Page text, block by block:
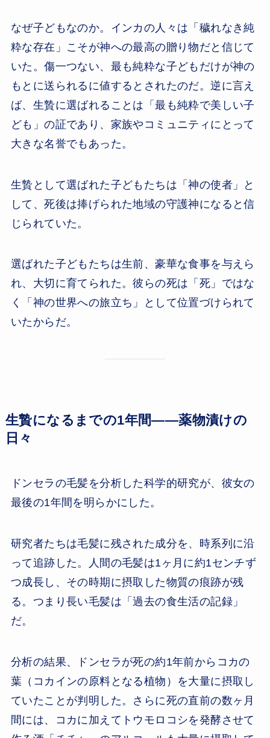
なぜ子どもなのか。インカの人々は「穢れなき純
粋な存在」こそが神への最高の贈り物だと信じて
いた。傷一つない、最も純粋な子どもだけが神の
もとに送られるに値するとされたのだ。逆に言え
ば、生贄に選ばれることは「最も純粋で美しい子
ども」の証であり、家族やコミュニティにとって
大きな名誉でもあった。
生贄として選ばれた子どもたちは「神の使者」と
して、死後は捧げられた地域の守護神になると信
じられていた。
選ばれた子どもたちは生前、豪華な食事を与えら
れ、大切に育てられた。彼らの死は「死」ではな
く「神の世界への旅立ち」として位置づけられて
いたからだ。
生贄になるまでの1年間——薬物漬けの
日々
ドンセラの毛髪を分析した科学的研究が、彼女の
最後の1年間を明らかにした。
研究者たちは毛髪に残された成分を、時系列に沿
って追跡した。人間の毛髪は1ヶ月に約1センチず
つ成長し、その時期に摂取した物質の痕跡が残
る。つまり長い毛髪は「過去の食生活の記録」
だ。
分析の結果、ドンセラが死の約1年前からコカの
葉（コカインの原料となる植物）を大量に摂取し
ていたことが判明した。さらに死の直前の数ヶ月
間には、コカに加えてトウモロコシを発酵させて